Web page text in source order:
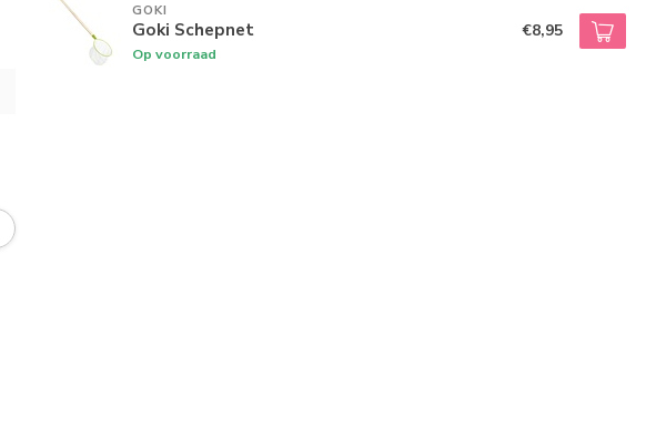
GOKI
Goki Schepnet
Op voorraad
€8,95